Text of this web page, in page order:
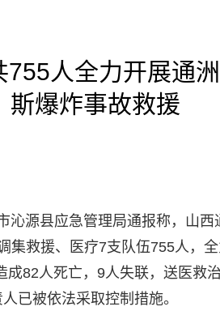
人全力开展通
斯爆炸事故救援
沁源县应急管理局通报称，山
集救援、医疗7支队伍755人，
82人死亡，9人失联，送医救
已被依法采取控制措施。